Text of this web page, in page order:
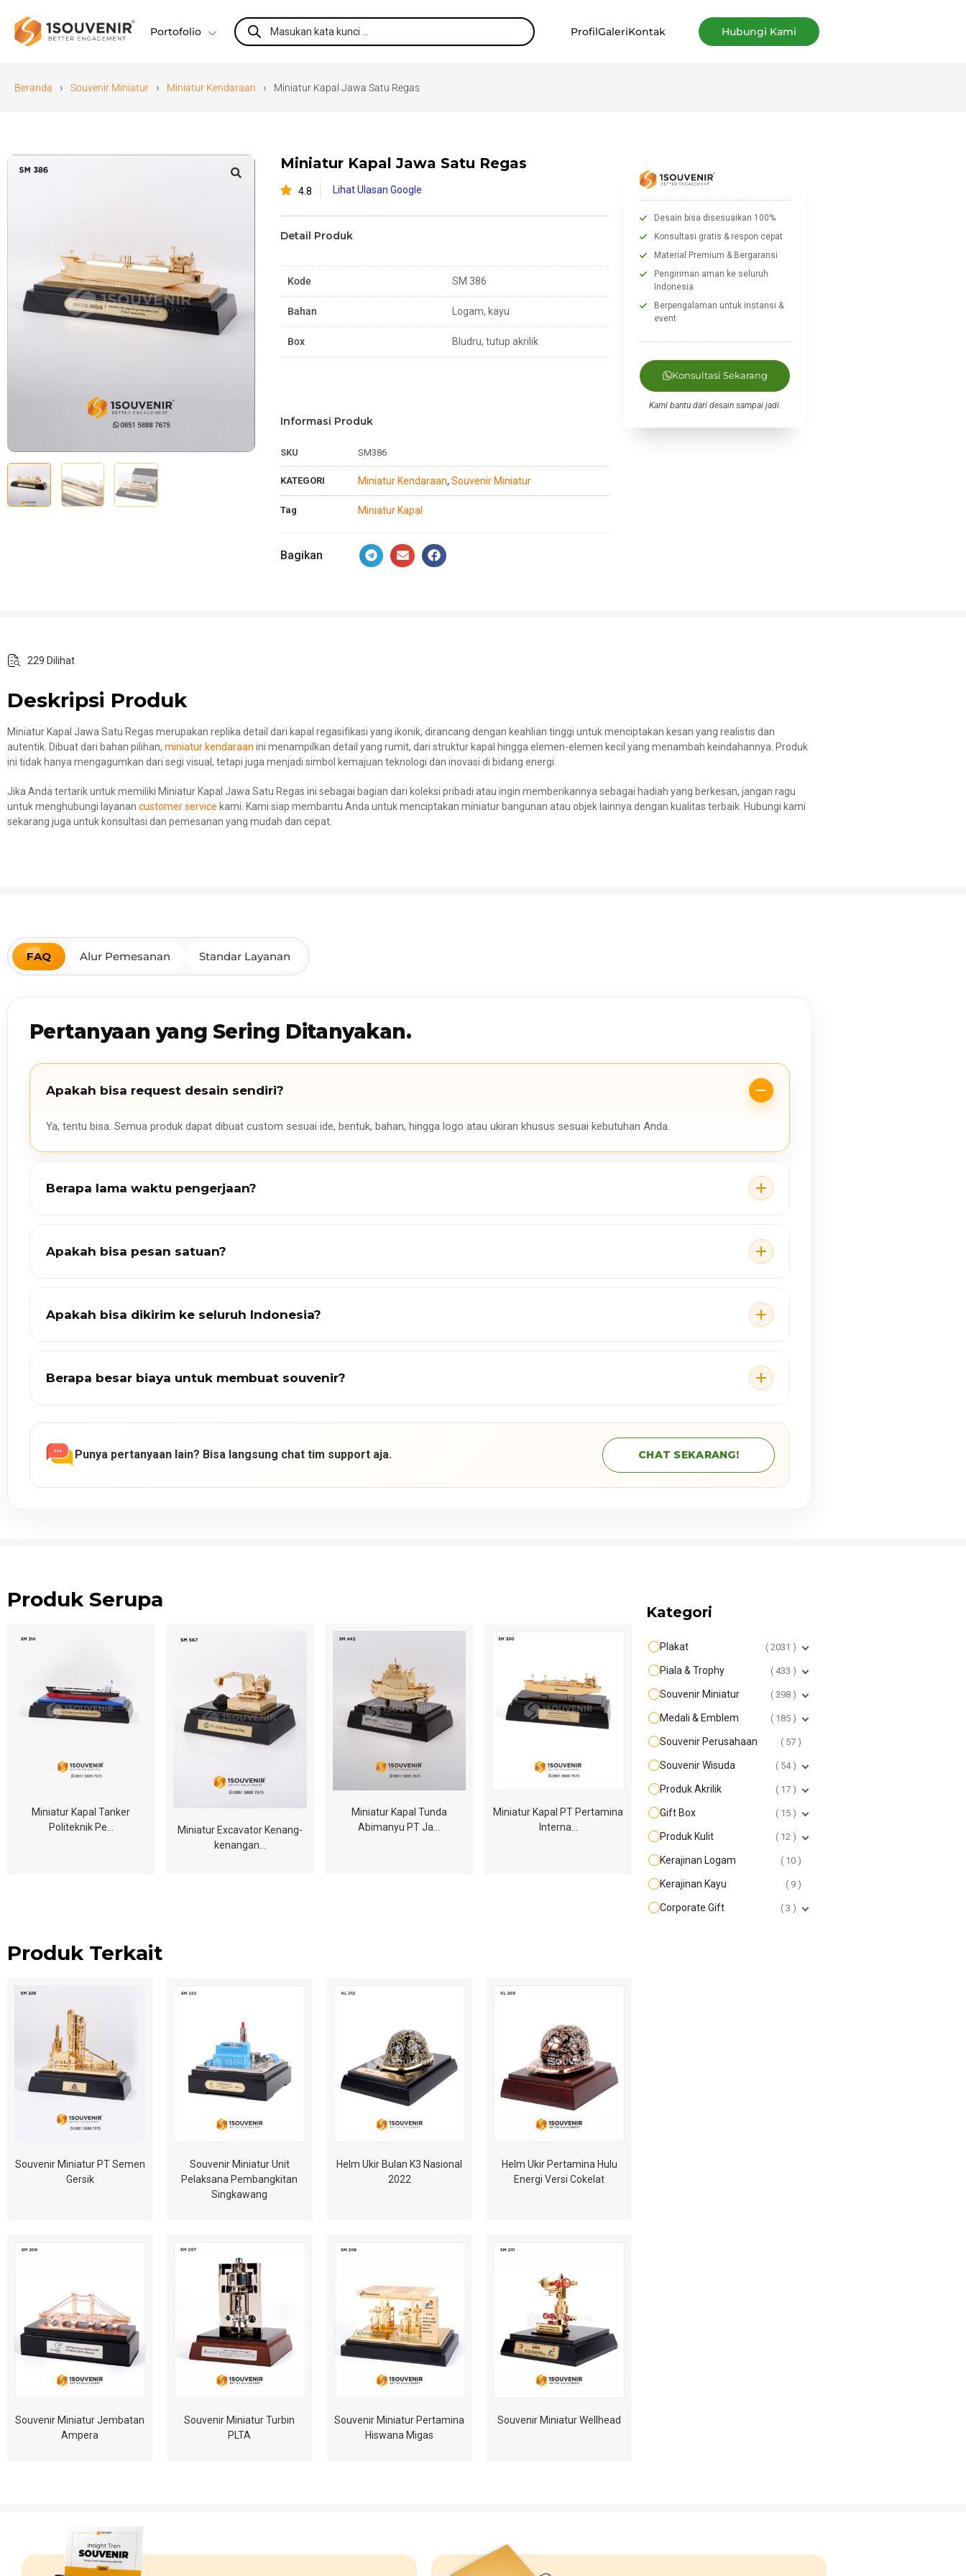
Portofolio ProfilGaleriKontak Hubungi Kami
Beranda › Souvenir Miniatur › Miniatur Kendaraan › Miniatur Kapal Jawa Satu Regas
Miniatur Kapal Jawa Satu Regas
4.8 Lihat Ulasan Google
Detail Produk
Kode SM 386
Bahan Logam, kayu
Box Bludru, tutup akrilik
Informasi Produk
SKU SM386
KATEGORI Miniatur Kendaraan, Souvenir Miniatur
Tag Miniatur Kapal
Bagikan
Desain bisa disesuaikan 100%
Konsultasi gratis & respon cepat
Material Premium & Bergaransi
Pengiriman aman ke seluruh
Indonesia
Berpengalaman untuk instansi &
event
Konsultasi Sekarang
Kami bantu dari desain sampai jadi.
229 Dilihat
Deskripsi Produk
Miniatur Kapal Jawa Satu Regas merupakan replika detail dari kapal regasifikasi yang ikonik, dirancang dengan keahlian tinggi untuk menciptakan kesan yang realistis dan
autentik. Dibuat dari bahan pilihan, miniatur kendaraan ini menampilkan detail yang rumit, dari struktur kapal hingga elemen-elemen kecil yang menambah keindahannya. Produk
ini tidak hanya mengagumkan dari segi visual, tetapi juga menjadi simbol kemajuan teknologi dan inovasi di bidang energi.
Jika Anda tertarik untuk memiliki Miniatur Kapal Jawa Satu Regas ini sebagai bagian dari koleksi pribadi atau ingin memberikannya sebagai hadiah yang berkesan, jangan ragu
untuk menghubungi layanan customer service kami. Kami siap membantu Anda untuk menciptakan miniatur bangunan atau objek lainnya dengan kualitas terbaik. Hubungi kami
sekarang juga untuk konsultasi dan pemesanan yang mudah dan cepat.
FAQ Alur Pemesanan Standar Layanan
Pertanyaan yang Sering Ditanyakan.
Apakah bisa request desain sendiri?
Ya, tentu bisa. Semua produk dapat dibuat custom sesuai ide, bentuk, bahan, hingga logo atau ukiran khusus sesuai kebutuhan Anda.
Berapa lama waktu pengerjaan?
Apakah bisa pesan satuan?
Apakah bisa dikirim ke seluruh Indonesia?
Berapa besar biaya untuk membuat souvenir?
Punya pertanyaan lain? Bisa langsung chat tim support aja. CHAT SEKARANG!
Produk Serupa
Miniatur Kapal Tanker
Politeknik Pe…
Miniatur Excavator Kenang-
kenangan…
Miniatur Kapal Tunda
Abimanyu PT Ja…
Miniatur Kapal PT Pertamina
Interna…
Produk Terkait
Souvenir Miniatur PT Semen
Gersik
Souvenir Miniatur Unit
Pelaksana Pembangkitan
Singkawang
Helm Ukir Bulan K3 Nasional
2022
Helm Ukir Pertamina Hulu
Energi Versi Cokelat
Souvenir Miniatur Jembatan
Ampera
Souvenir Miniatur Turbin
PLTA
Souvenir Miniatur Pertamina
Hiswana Migas
Souvenir Miniatur Wellhead
Kategori
Plakat 2031
Piala & Trophy 433
Souvenir Miniatur 398
Medali & Emblem 185
Souvenir Perusahaan 57
Souvenir Wisuda 54
Produk Akrilik 17
Gift Box 15
Produk Kulit 12
Kerajinan Logam 10
Kerajinan Kayu 9
Corporate Gift 3